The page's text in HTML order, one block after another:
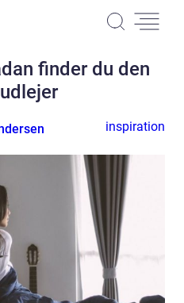
finder du den
inspiration